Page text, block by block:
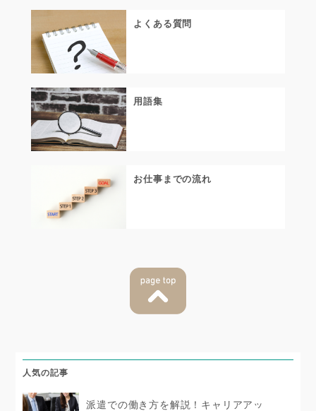
よくある質問
用語集
お仕事までの流れ
人気の記事
派遣での働き方を解説！キャリアアッ